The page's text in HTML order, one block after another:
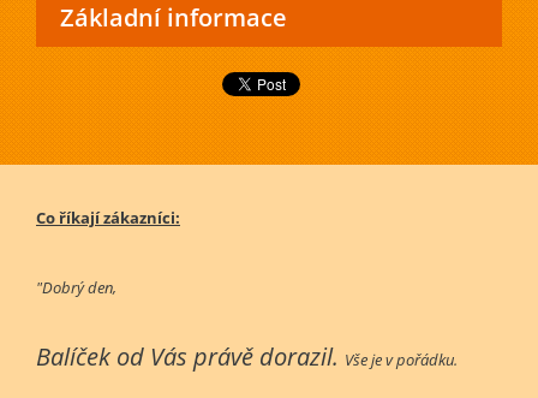
Základní informace
Co říkají zákazníci:
"Dobrý den,
Balíček od Vás právě dorazil. Vše je v pořádku.